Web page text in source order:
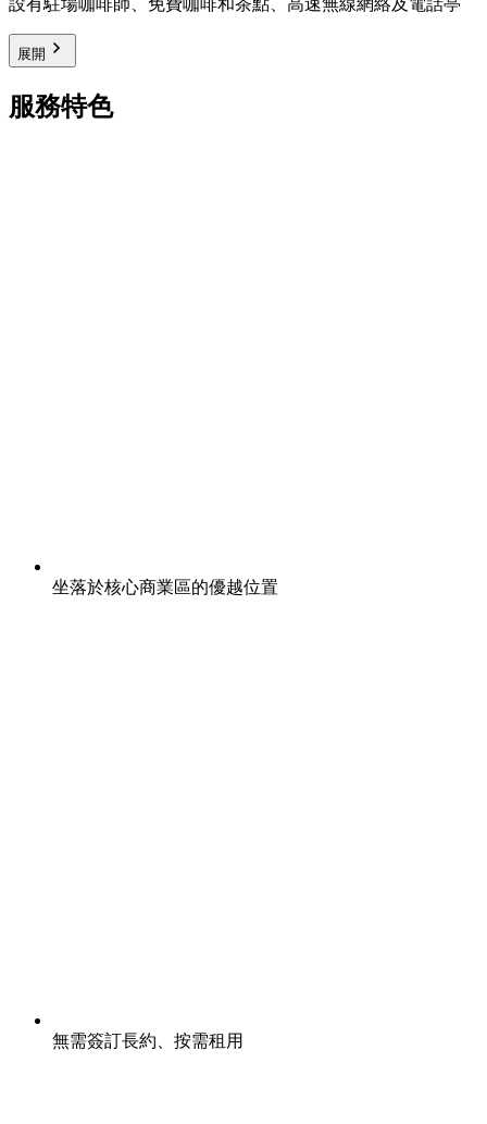
設有駐場咖啡師、免費咖啡和茶點、高速無線網絡及電話亭
展開
服務特色
坐落於核心商業區的優越位置
無需簽訂長約、按需租用